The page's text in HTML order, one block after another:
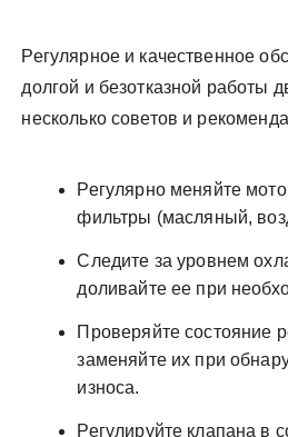
Регулярное и качественное
долгой и безотказной работы
несколько советов и
Регулярно меняйте
фильтры (масляный,
Следите за уровнем
доливайте ее при
Проверяйте состояние
заменяйте их при
износа.
Регулируйте клапана в